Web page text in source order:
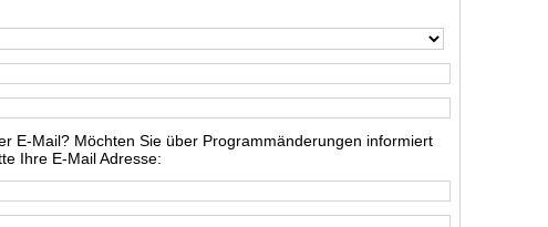
E-Mail? Möchten Sie über Programmänderungen informiert
Ihre E-Mail Adresse: